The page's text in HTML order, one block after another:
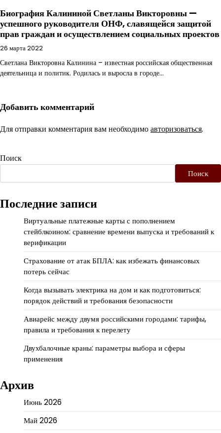
Биография Калининой Светланы Викторовны —
успешного руководителя ОНФ, славящейся защитой
прав граждан и осуществлением социальных проектов
26 марта 2022
Светлана Викторовна Калинина – известная российская общественная
деятельница и политик. Родилась и выросла в городе…
Добавить комментарий
Для отправки комментария вам необходимоавторизоваться.
Поиск
Поиск
Последние записи
Виртуальные платежные карты с пополнением
стейблкоином: сравнение времени выпуска и требований к
верификации
Страхование от атак БПЛА: как избежать финансовых
потерь сейчас
Когда вызывать электрика на дом и как подготовиться:
порядок действий и требования безопасности
Авиарейс между двумя российскими городами: тарифы,
правила и требования к перелету
Двухбалочные краны: параметры выбора и сферы
применения
Архив
Июнь 2026
Май 2026